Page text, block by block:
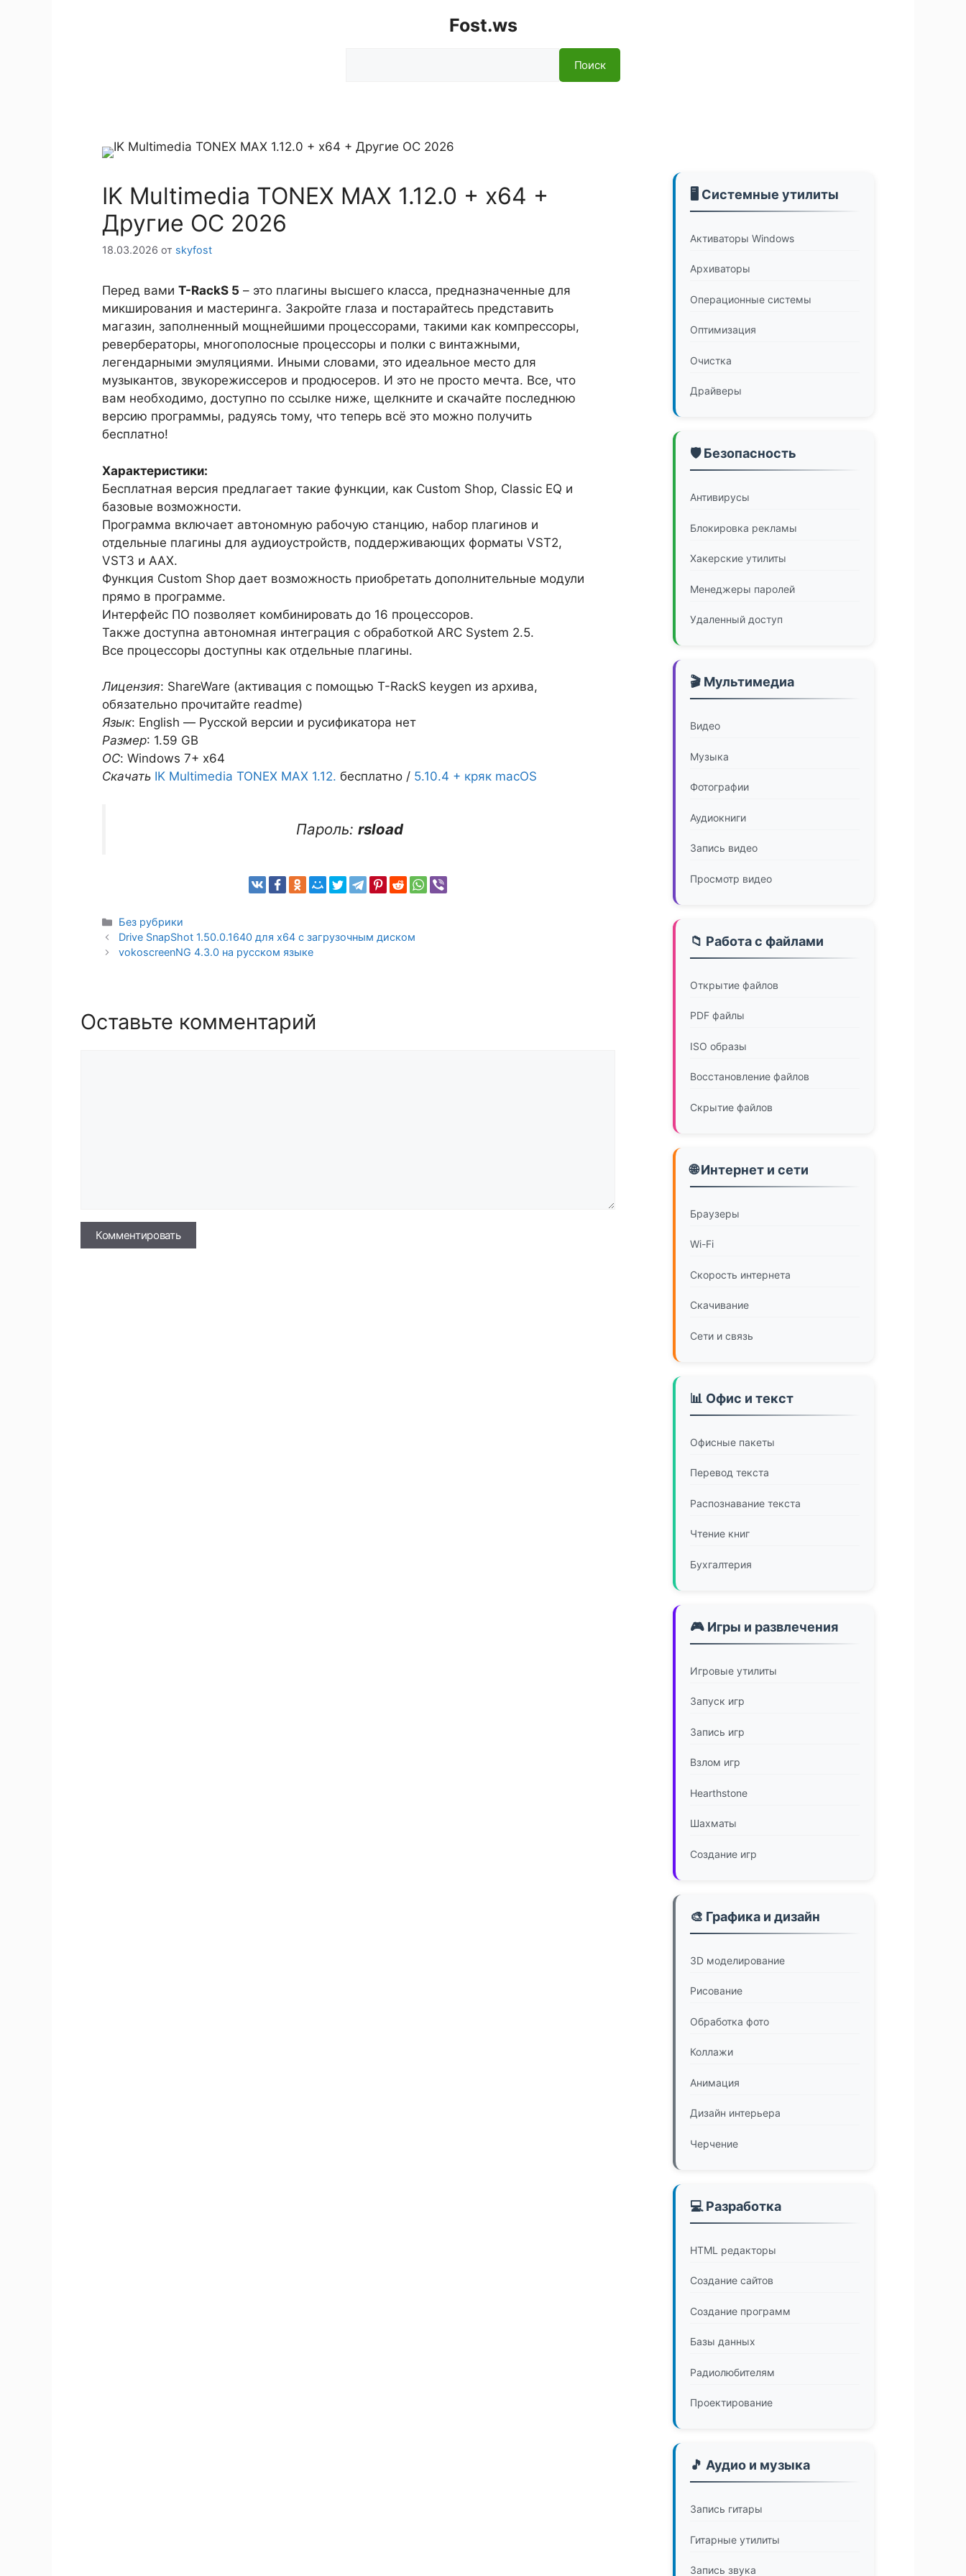
Fost.ws
Поиск
IK Multimedia TONEX MAX 1.12.0 + x64 +
Другие ОС 2026
18.03.2026 от skyfost
Перед вами T-RackS 5 – это плагины высшего класса, предназначенные для
микширования и мастеринга. Закройте глаза и постарайтесь представить
магазин, заполненный мощнейшими процессорами, такими как компрессоры,
ревербераторы, многополосные процессоры и полки с винтажными,
легендарными эмуляциями. Иными словами, это идеальное место для
музыкантов, звукорежиссеров и продюсеров. И это не просто мечта. Все, что
вам необходимо, доступно по ссылке ниже, щелкните и скачайте последнюю
версию программы, радуясь тому, что теперь всё это можно получить
бесплатно!
Характеристики:
Бесплатная версия предлагает такие функции, как Custom Shop, Classic EQ и
базовые возможности.
Программа включает автономную рабочую станцию, набор плагинов и
отдельные плагины для аудиоустройств, поддерживающих форматы VST2,
VST3 и AAX.
Функция Custom Shop дает возможность приобретать дополнительные модули
прямо в программе.
Интерфейс ПО позволяет комбинировать до 16 процессоров.
Также доступна автономная интеграция с обработкой ARC System 2.5.
Все процессоры доступны как отдельные плагины.
Лицензия: ShareWare (активация с помощью T-RackS keygen из архива,
обязательно прочитайте readme)
Язык: English — Русской версии и русификатора нет
Размер: 1.59 GB
ОС: Windows 7+ x64
Скачать IK Multimedia TONEX MAX 1.12. бесплатно / 5.10.4 + кряк macOS
Пароль: rsload
Рубрики
Без рубрики
Drive SnapShot 1.50.0.1640 для x64 с загрузочным диском
vokoscreenNG 4.3.0 на русском языке
Оставьте комментарий
Имя
🖥️ Системные утилиты
Активаторы Windows
Архиваторы
Операционные системы
Оптимизация
Очистка
Драйверы
🛡️ Безопасность
Антивирусы
Блокировка рекламы
Хакерские утилиты
Менеджеры паролей
Удаленный доступ
🎬 Мультимедиа
Видео
Музыка
Фотографии
Аудиокниги
Запись видео
Просмотр видео
📁 Работа с файлами
Открытие файлов
PDF файлы
ISO образы
Восстановление файлов
Скрытие файлов
🌐 Интернет и сети
Браузеры
Wi-Fi
Скорость интернета
Скачивание
Сети и связь
📊 Офис и текст
Офисные пакеты
Перевод текста
Распознавание текста
Чтение книг
Бухгалтерия
🎮 Игры и развлечения
Игровые утилиты
Запуск игр
Запись игр
Взлом игр
Hearthstone
Шахматы
Создание игр
🎨 Графика и дизайн
3D моделирование
Рисование
Обработка фото
Коллажи
Анимация
Дизайн интерьера
Черчение
💻 Разработка
HTML редакторы
Создание сайтов
Создание программ
Базы данных
Радиолюбителям
Проектирование
🎵 Аудио и музыка
Запись гитары
Гитарные утилиты
Запись звука